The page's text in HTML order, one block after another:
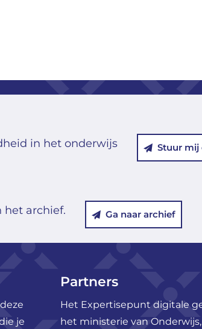
in het onderwijs Stuur mij
het archief. Ga naar archief
je
Partners
Het Expertisepunt digitale
het ministerie van